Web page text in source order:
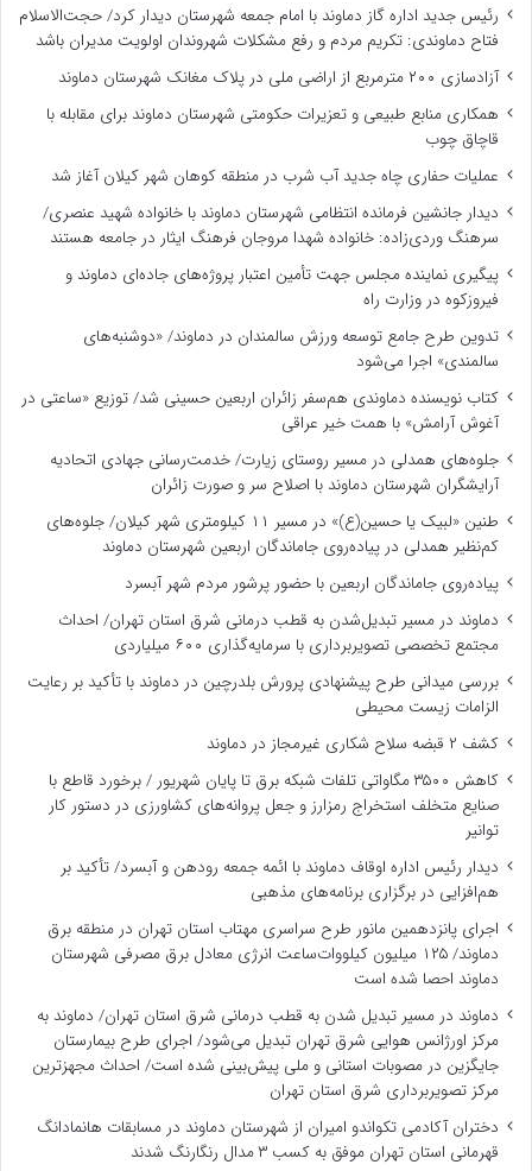
رئیس جدید اداره گاز دماوند با امام جمعه شهرستان دیدار کرد/ حجت‌الاسلام
فتاح دماوندی: تکریم مردم و رفع مشکلات شهروندان اولویت مدیران باشد
آزادسازی ۲۰۰ مترمربع از اراضی ملی در پلاک مغانک شهرستان دماوند
همکاری منابع طبیعی و تعزیرات حکومتی شهرستان دماوند برای مقابله با
قاچاق چوب
عملیات حفاری چاه جدید آب شرب در منطقه کوهان شهر کیلان آغاز شد
دیدار جانشین فرمانده انتظامی شهرستان دماوند با خانواده شهید عنصری/
سرهنگ وردی‌زاده: خانواده شهدا مروجان فرهنگ ایثار در جامعه هستند
پیگیری نماینده مجلس جهت تأمین اعتبار پروژه‌های جاده‌ای دماوند و
فیروزکوه در وزارت راه
تدوین طرح جامع توسعه ورزش سالمندان در دماوند/ «دوشنبه‌های
سالمندی» اجرا می‌شود
کتاب نویسنده دماوندی هم‌سفر زائران اربعین حسینی شد/ توزیع «ساعتی در
آغوش آرامش» با همت خیر عراقی
جلوه‌های همدلی در مسیر روستای زیارت/ خدمت‌رسانی جهادی اتحادیه
آرایشگران شهرستان دماوند با اصلاح سر و صورت زائران
طنین «لبیک یا حسین(ع)» در مسیر ۱۱ کیلومتری شهر کیلان/ جلوه‌های
کم‌نظیر همدلی در پیاده‌روی جاماندگان اربعین شهرستان دماوند
پیاده‌روی جاماندگان اربعین با حضور پرشور مردم شهر آبسرد
دماوند در مسیر تبدیل‌شدن به قطب درمانی شرق استان تهران/ احداث
مجتمع تخصصی تصویربرداری با سرمایه‌گذاری ۶۰۰ میلیاردی
بررسی میدانی طرح پیشنهادی پرورش بلدرچین در دماوند با تأکید بر رعایت
الزامات زیست ‌محیطی
کشف ۲ قبضه سلاح شکاری غیرمجاز در دماوند
کاهش ۳۵۰۰ مگاواتی تلفات شبکه برق تا پایان شهریور / برخورد قاطع با
صنایع متخلف استخراج رمزارز و جعل پروانه‌های کشاورزی در دستور کار
توانیر
دیدار رئیس اداره اوقاف دماوند با ائمه جمعه رودهن و آبسرد/ تأکید بر
هم‌افزایی در برگزاری برنامه‌های مذهبی
اجرای پانزدهمین مانور طرح سراسری مهتاب استان تهران در منطقه برق
دماوند/ ۱۲۵ میلیون کیلووات‌ساعت انرژی معادل برق مصرفی شهرستان
دماوند احصا شده است
دماوند در مسیر تبدیل شدن به قطب درمانی شرق استان تهران/ دماوند به
مرکز اورژانس هوایی شرق تهران تبدیل می‌شود/ اجرای طرح بیمارستان
جایگزین در مصوبات استانی و ملی پیش‌بینی شده است/ احداث مجهزترین
مرکز تصویربرداری شرق استان تهران
دختران آکادمی تکواندو امیران از شهرستان دماوند در مسابقات هانمادانگ
قهرمانی استان تهران موفق به کسب ۳ مدال رنگارنگ شدند